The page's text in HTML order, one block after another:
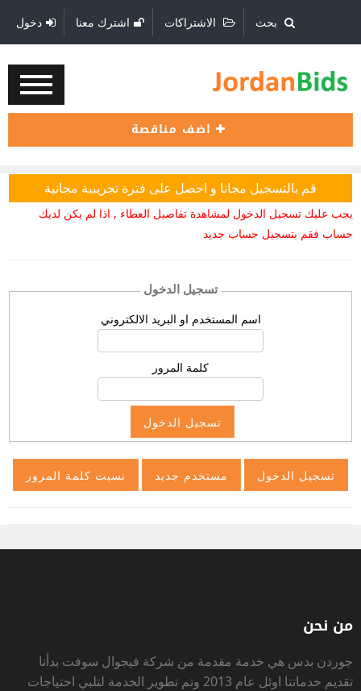
بحث الاشتراكات اشترك معنا دخول
اضف مناقصة
قم بالتسجيل مجانا و احصل على فترة تجريبية مجانية
يجب عليك تسجيل الدخول لمشاهدة تفاصيل العطاء , اذا لم يكن لديك
حساب فقم بتسجيل حساب جديد
تسجيل الدخول
اسم المستخدم او البريد الالكتروني
كلمة المرور
من نحن
جوردن بدس هي خدمة مقدمة من شركة فيجوال سوفت بدأنا
تقديم خدماتنا اوئل عام 2013 وتم تطوير الخدمة لتلبي احتياجات